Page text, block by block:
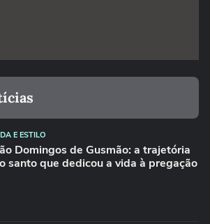
E ESTILO
Domingos de Gusmão: a trajetória
santo que dedicou a vida à pregação